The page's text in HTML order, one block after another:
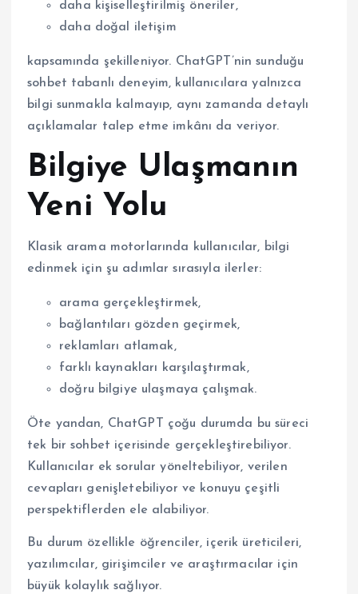
daha kişiselleştirilmiş öneriler,
daha doğal iletişim
kapsamında şekilleniyor. ChatGPT’nin sunduğu
sohbet tabanlı deneyim, kullanıcılara yalnızca
bilgi sunmakla kalmayıp, aynı zamanda detaylı
açıklamalar talep etme imkânı da veriyor.
Bilgiye Ulaşmanın
Yeni Yolu
Klasik arama motorlarında kullanıcılar, bilgi
edinmek için şu adımlar sırasıyla ilerler:
arama gerçekleştirmek,
bağlantıları gözden geçirmek,
reklamları atlamak,
farklı kaynakları karşılaştırmak,
doğru bilgiye ulaşmaya çalışmak.
Öte yandan, ChatGPT çoğu durumda bu süreci
tek bir sohbet içerisinde gerçekleştirebiliyor.
Kullanıcılar ek sorular yöneltebiliyor, verilen
cevapları genişletebiliyor ve konuyu çeşitli
perspektiflerden ele alabiliyor.
Bu durum özellikle öğrenciler, içerik üreticileri,
yazılımcılar, girişimciler ve araştırmacılar için
büyük kolaylık sağlıyor.